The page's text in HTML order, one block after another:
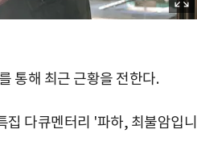
통해 최근 근황을 전한다.
집 다큐멘터리 '파하, 최불암입니